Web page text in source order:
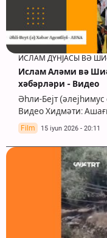
ИСЛАМ ДҮНЈАСЫ ВӘ
Ислам Аләми вә
хәбәрләри - Видео
Әһли-Бејт
Видео Хидмәти:
Film 15 iyun 2026 - 20:11